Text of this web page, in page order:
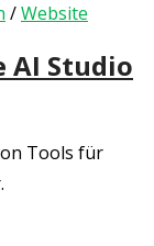
/Website
AI Studio
Tools für